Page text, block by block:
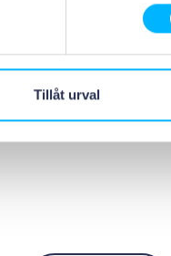
Tillåt urval